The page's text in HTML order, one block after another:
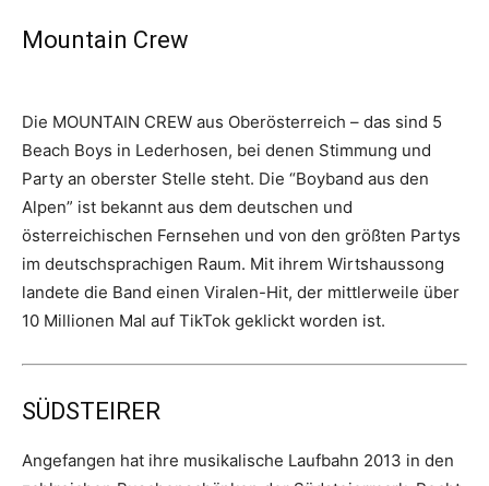
Mountain Crew
Die MOUNTAIN CREW aus Oberösterreich – das sind 5
Beach Boys in Lederhosen, bei denen Stimmung und
Party an oberster Stelle steht. Die “Boyband aus den
Alpen” ist bekannt aus dem deutschen und
österreichischen Fernsehen und von den größten Partys
im deutschsprachigen Raum. Mit ihrem Wirtshaussong
landete die Band einen Viralen-Hit, der mittlerweile über
10 Millionen Mal auf TikTok geklickt worden ist.
SÜDSTEIRER
Angefangen hat ihre musikalische Laufbahn 2013 in den